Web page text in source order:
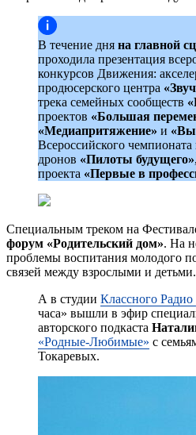
В течение дня на главной
проходила презентация
конкурсов Движения:
продюсерского центра
трека семейных сообществ
проектов «Большая
«Медиапритяжение» и
Всероссийского
дронов «Пилоты будущего»
проекта «Первые в
Специальным треком на
форум «Родительский дом». На
проблемы воспитания молодого
связей между взрослыми и детьми.
А в студии Классного Радио
часа» вышли в эфир
авторского подкаста
«Родные-Любимые» с
Токаревых.